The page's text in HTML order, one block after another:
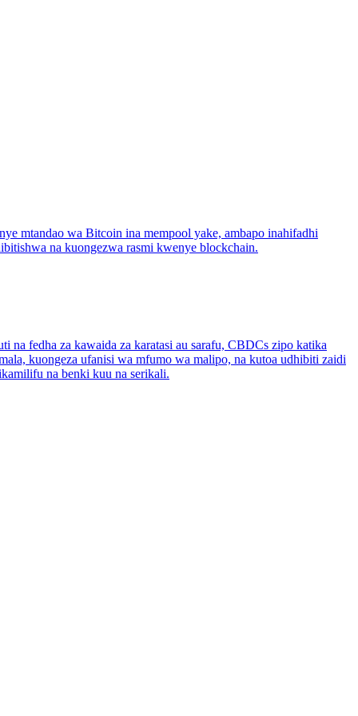
mtandao wa Bitcoin ina mempool yake, ambapo inahifadhi
na kuongezwa rasmi kwenye blockchain.
fedha za kawaida za karatasi au sarafu, CBDCs zipo katika
kuongeza ufanisi wa mfumo wa malipo, na kutoa udhibiti zaidi
na benki kuu na serikali.